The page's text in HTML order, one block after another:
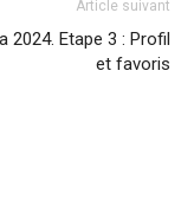
Article suivant
2024. Etape 3 : Profil
et favoris